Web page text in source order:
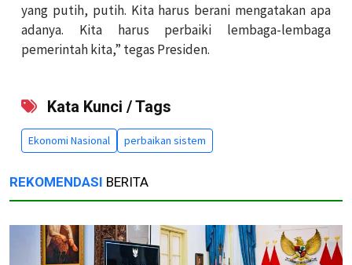
yang putih, putih. Kita harus berani mengatakan apa
adanya. Kita harus perbaiki lembaga-lembaga
pemerintah kita,” tegas Presiden.
Kata Kunci / Tags
Ekonomi Nasional perbaikan sistem
REKOMENDASI BERITA